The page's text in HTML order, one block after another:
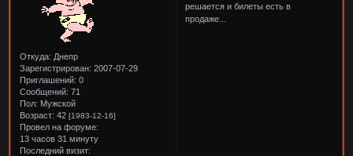
Откуда: Днепр
Зарегистрирован: 2007-07-29
Приглашений: 0
Сообщений: 71
Пол: Мужской
Возраст: 42[1983-12-16]
Провел на форуме:
13 часов 31 минуту
Последний визит:
решается и билеты есть в
продаже...